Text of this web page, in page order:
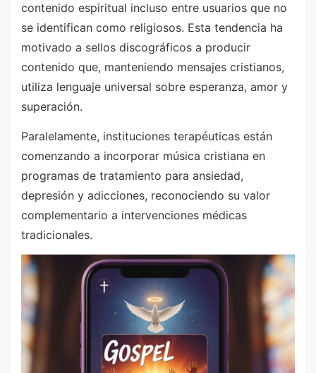
contenido espiritual incluso entre usuarios que no
se identifican como religiosos. Esta tendencia ha
motivado a sellos discográficos a producir
contenido que, manteniendo mensajes cristianos,
utiliza lenguaje universal sobre esperanza, amor y
superación.
Paralelamente, instituciones terapéuticas están
comenzando a incorporar música cristiana en
programas de tratamiento para ansiedad,
depresión y adicciones, reconociendo su valor
complementario a intervenciones médicas
tradicionales.